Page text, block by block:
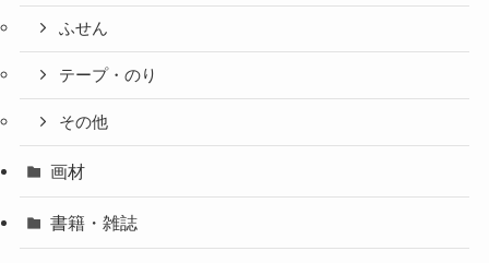
ふせん
テープ・のり
その他
画材
書籍・雑誌